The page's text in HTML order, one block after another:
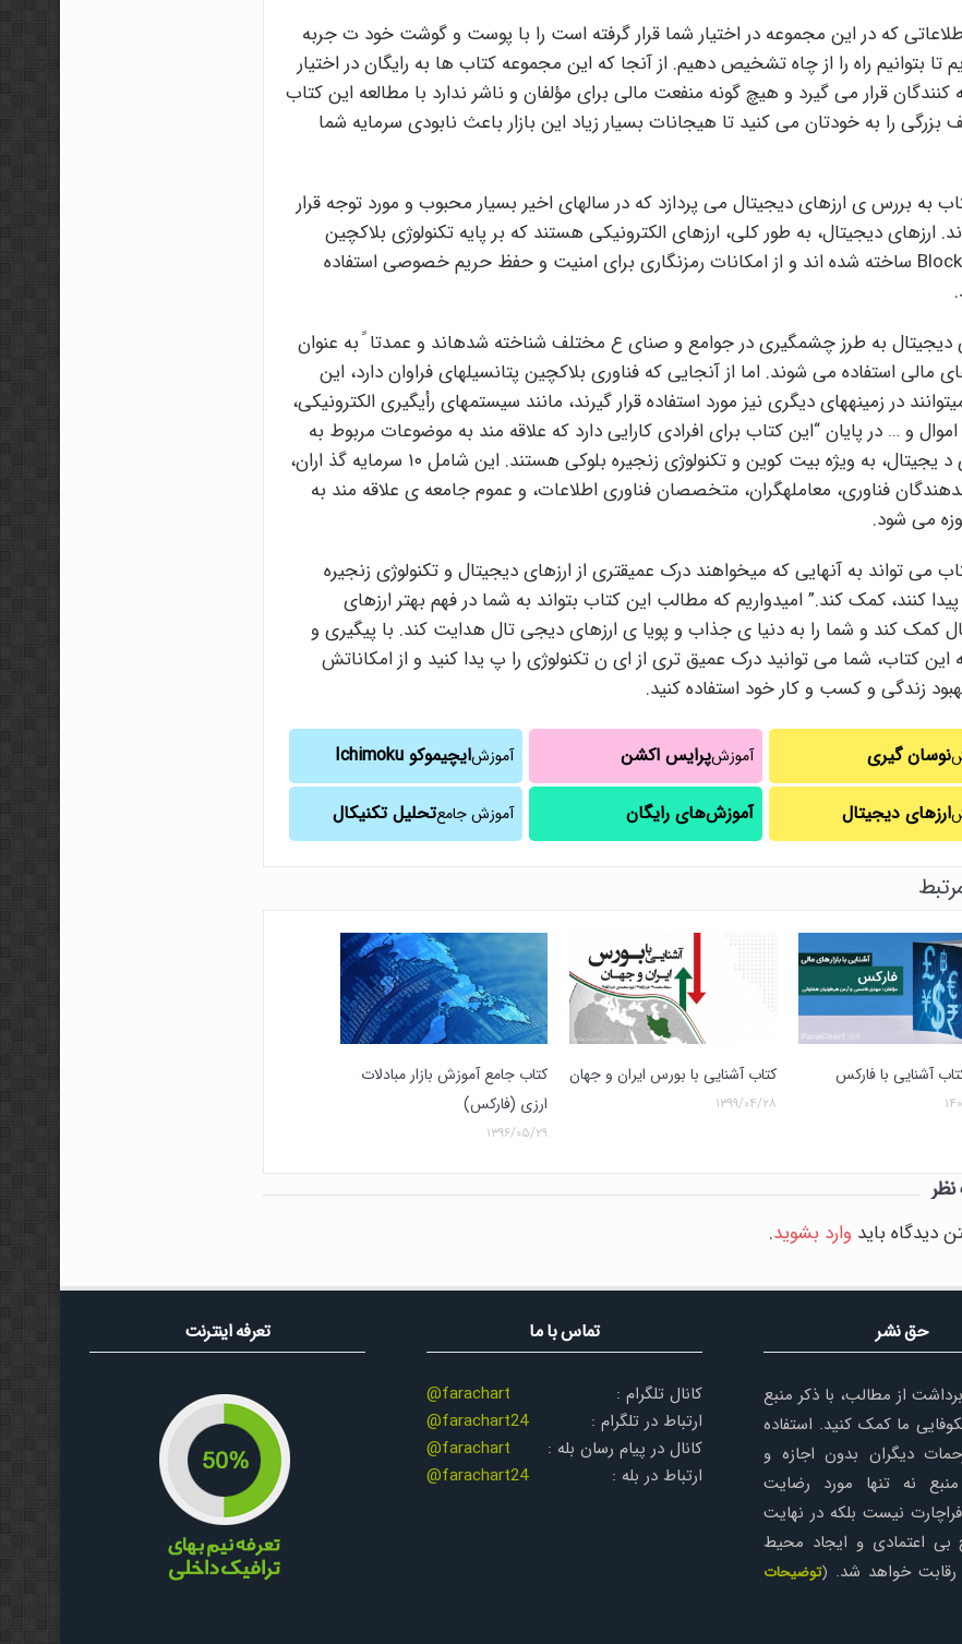
که در این مجموعه در اختیار شما قرار گرفته است را با پوست و گوشت خود ت جربه
تا بتوانیم راه را از چاه تشخیص دهیم. از آنجا که این مجموعه کتاب ها به رایگان در اختیار
کنندگان قرار می گیرد و هیچ گونه منفعت مالی برای مؤلفان و ناشر ندارد با مطالعه این کتاب
بزرگی را به خودتان می کنید تا هیجانات بسیار زیاد این بازار باعث نابودی سرمایه شما
به بررس ی ارزهای دیجیتال می پردازد که در سالهای اخیر بسیار محبوب و مورد توجه قرار
ارزهای دیجیتال، به طور کلی، ارزهای الکترونیکی هستند که بر پایه تکنولوژی بلاکچین
Blockchain ساخته شده اند و از امکانات رمزنگاری برای امنیت و حفظ حریم خصوصی استفاده
دیجیتال به طرز چشمگیری در جوامع و صنای ع مختلف شناخته شدهاند و عمدتا ً به عنوان
مالی استفاده می شوند. اما از آنجایی که فناوری بلاکچین پتانسیلهای فراوان دارد، این
در زمینههای دیگری نیز مورد استفاده قرار گیرند، مانند سیستمهای رأیگیری الکترونیکی،
اموال و … در پایان “این کتاب برای افرادی کارایی دارد که علاقه مند به موضوعات مربوط به
ارزهای د یجیتال، به ویژه بیت کوین و تکنولوژی زنجیره بلوکی هستند. این شامل ١٠ سرمایه گذ اران،
فناوری، معاملهگران، متخصصان فناوری اطلاعات، و عموم جامعه ی علاقه مند به
می شود.
می تواند به آنهایی که میخواهند درک عمیقتری از ارزهای دیجیتال و تکنولوژی زنجیره
کنند، کمک کند.” امیدواریم که مطالب این کتاب بتواند به شما در فهم بهتر ارزهای
کمک کند و شما را به دنیا ی جذاب و پویا ی ارزهای دیجی تال هدایت کند. با پیگیری و
این کتاب، شما می توانید درک عمیق تری از ای ن تکنولوژی را پ یدا کنید و از امکاناتش
زندگی و کسب و کار خود استفاده کنید.
نوسان گیری
ارزهای دیجیتال
آموزشپرایس اکشن
آموزش‌های رایگان
آموزشایچیموکو Ichimoku
آموزش جامعتحلیل تکنیکال
آشنایی با فارکس کتاب آشنایی با بورس ایران و جهان
۱۳۹۹/۰۴/۲۸
کتاب جامع آموزش بازار مبادلات
ارزی (فارکس)
۱۳۹۶/۰۵/۲۹
دیدگاه باید وارد بشوید.
حق نشر
از مطالب، با ذکر منبع
ما کمک کنید. استفاده
دیگران بدون اجازه و
نه تنها مورد رضایت
نیست بلکه در نهایت
بی اعتمادی و ایجاد محیط
رقابت خواهد شد. (توضیحات
تماس با ما
کانال تلگرام :
@farachart
ارتباط در تلگرام :
@farachart24
کانال در پیام رسان بله :
@farachart
ارتباط در بله :
@farachart24
تعرفه اینترنت